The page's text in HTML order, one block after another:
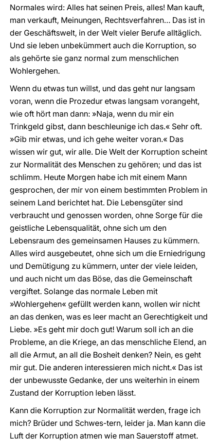
Normales wird: Alles hat seinen Preis, alles! Man kauft,
man verkauft, Meinungen, Rechtsverfahren… Das ist in
der Geschäftswelt, in der Welt vieler Berufe alltäglich.
Und sie leben unbekümmert auch die Korruption, so
als gehörte sie ganz normal zum menschlichen
Wohlergehen.
Wenn du etwas tun willst, und das geht nur langsam
voran, wenn die Prozedur etwas langsam vorangeht,
wie oft hört man dann: »Naja, wenn du mir ein
Trinkgeld gibst, dann beschleunige ich das.« Sehr oft.
»Gib mir etwas, und ich gehe weiter voran.« Das
wissen wir gut, wir alle. Die Welt der Korruption scheint
zur Normalität des Menschen zu gehören; und das ist
schlimm. Heute Morgen habe ich mit einem Mann
gesprochen, der mir von einem bestimmten Problem in
seinem Land berichtet hat. Die Lebensgüter sind
verbraucht und genossen worden, ohne Sorge für die
geistliche Lebensqualität, ohne sich um den
Lebensraum des gemeinsamen Hauses zu kümmern.
Alles wird ausgebeutet, ohne sich um die Erniedrigung
und Demütigung zu kümmern, unter der viele leiden,
und auch nicht um das Böse, das die Gemeinschaft
vergiftet. Solange das normale Leben mit
»Wohlergehen« gefüllt werden kann, wollen wir nicht
an das denken, was es leer macht an Gerechtigkeit und
Liebe. »Es geht mir doch gut! Warum soll ich an die
Probleme, an die Kriege, an das menschliche Elend, an
all die Armut, an all die Bosheit denken? Nein, es geht
mir gut. Die anderen interessieren mich nicht.« Das ist
der unbewusste Gedanke, der uns weiterhin in einem
Zustand der Korruption leben lässt.
Kann die Korruption zur Normalität werden, frage ich
mich? Brüder und Schwes-tern, leider ja. Man kann die
Luft der Korruption atmen wie man Sauerstoff atmet.